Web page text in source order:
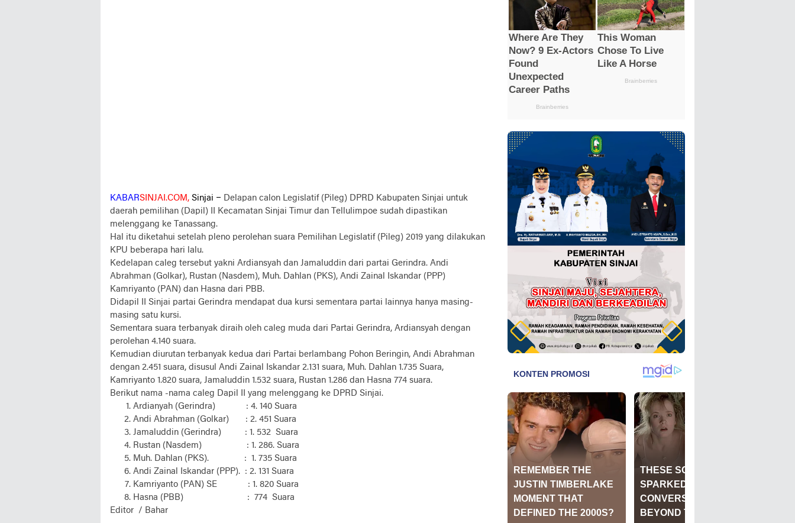
KABARSINJAI.COM, Sinjai – Delapan calon Legislatif (Pileg) DPRD Kabupaten Sinjai untuk
daerah pemilihan (Dapil) II Kecamatan Sinjai Timur dan Tellulimpoe sudah dipastikan
melenggang ke Tanassang.
Hal itu diketahui setelah pleno perolehan suara Pemilihan Legislatif (Pileg) 2019 yang dilakukan
KPU beberapa hari lalu.
Kedelapan caleg tersebut yakni Ardiansyah dan Jamaluddin dari partai Gerindra. Andi
Abrahman (Golkar), Rustan (Nasdem), Muh. Dahlan (PKS), Andi Zainal Iskandar (PPP)
Kamriyanto (PAN) dan Hasna dari PBB.
Didapil II Sinjai partai Gerindra mendapat dua kursi sementara partai lainnya hanya masing-
masing satu kursi.
Sementara suara terbanyak diraih oleh caleg muda dari Partai Gerindra, Ardiansyah dengan
perolehan 4.140 suara.
Kemudian diurutan terbanyak kedua dari Partai berlambang Pohon Beringin, Andi Abrahman
dengan 2.451 suara, disusul Andi Zainal Iskandar 2.131 suara, Muh. Dahlan 1.735 Suara,
Kamriyanto 1.820 suara, Jamaluddin 1.532 suara, Rustan 1.286 dan Hasna 774 suara.
Berikut nama -nama caleg Dapil II yang melenggang ke DPRD Sinjai.
Ardianyah (Gerindra)
: 4. 140 Suara
Andi Abrahman (Golkar)
: 2. 451 Suara
Jamaluddin (Gerindra)
: 1. 532 Suara
Rustan (Nasdem)
: 1. 286. Suara
Muh. Dahlan (PKS). : 1. 735 Suara
Andi Zainal Iskandar (PPP). : 2. 131 Suara
Kamriyanto (PAN) SE
: 1. 820 Suara
Hasna (PBB)
: 774 Suara
Editor / Bahar